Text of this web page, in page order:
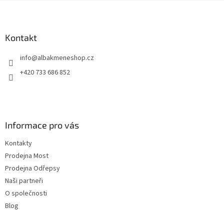
Kontakt
info@albakmeneshop.cz
+420 733 686 852
Informace pro vás
Kontakty
Prodejna Most
Prodejna Odřepsy
Naši partneři
O společnosti
Blog